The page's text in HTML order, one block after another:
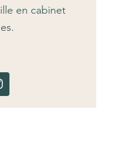
en cabinet